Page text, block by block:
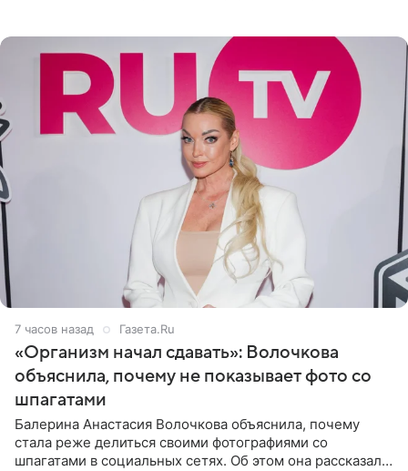
7 часов назад Газета.Ru
«Организм начал сдавать»: Волочкова
объяснила, почему не показывает фото со
шпагатами
Балерина Анастасия Волочкова объяснила, почему
стала реже делиться своими фотографиями со
шпагатами в социальных сетях. Об этом она рассказала